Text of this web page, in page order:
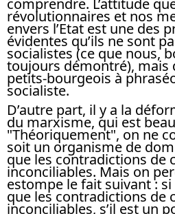
comprendre. L’attitude
révolutionnaires et nos
envers l’Etat est une des
évidentes qu’ils ne sont
socialistes (ce que nous,
toujours démontré), mais
petits-bourgeois à
socialiste.
D’autre part, il y a la
du marxisme, qui est
"Théoriquement", on ne
soit un organisme de
que les contradictions de
inconciliables. Mais on
estompe le fait suivant : si
que les contradictions de
inconciliables, s’il est un